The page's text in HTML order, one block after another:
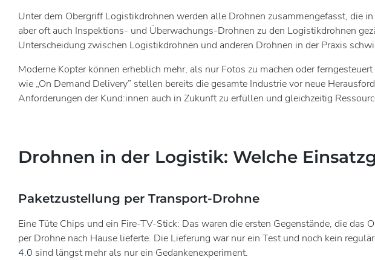
Unter dem Obergriff Logistikdrohnen werden alle Drohnen zusammengefasst, die
aber oft auch Inspektions- und Überwachungs-Drohnen zu den Logistikdrohnen
Unterscheidung zwischen Logistikdrohnen und anderen Drohnen in der Praxis
Moderne Kopter können erheblich mehr, als nur Fotos zu machen oder
wie „On Demand Delivery” stellen bereits die gesamte Industrie vor neue
Anforderungen der Kund:innen auch in Zukunft zu erfüllen und gleichzeitig
Drohnen in der Logistik: Welche
Paketzustellung per Transport-Drohne
Eine Tüte Chips und ein Fire-TV-Stick: Das waren die ersten Gegenstände, die
per Drohne nach Hause lieferte. Die Lieferung war nur ein Test und noch kein
4.0 sind längst mehr als nur ein Gedankenexperiment.